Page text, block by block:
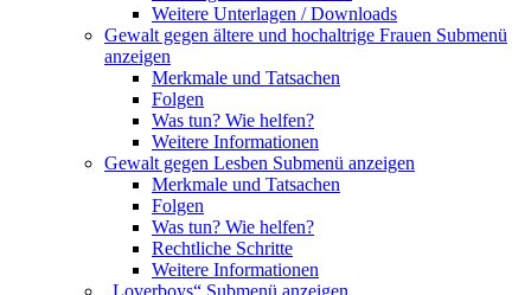
Weitere Unterlagen / Downloads
Gewalt gegen ältere und hochaltrige Frauen Submenü
anzeigen
Merkmale und Tatsachen
Folgen
Was tun? Wie helfen?
Weitere Informationen
Gewalt gegen Lesben Submenü anzeigen
Merkmale und Tatsachen
Folgen
Was tun? Wie helfen?
Rechtliche Schritte
Weitere Informationen
„Loverboys“ Submenü anzeigen